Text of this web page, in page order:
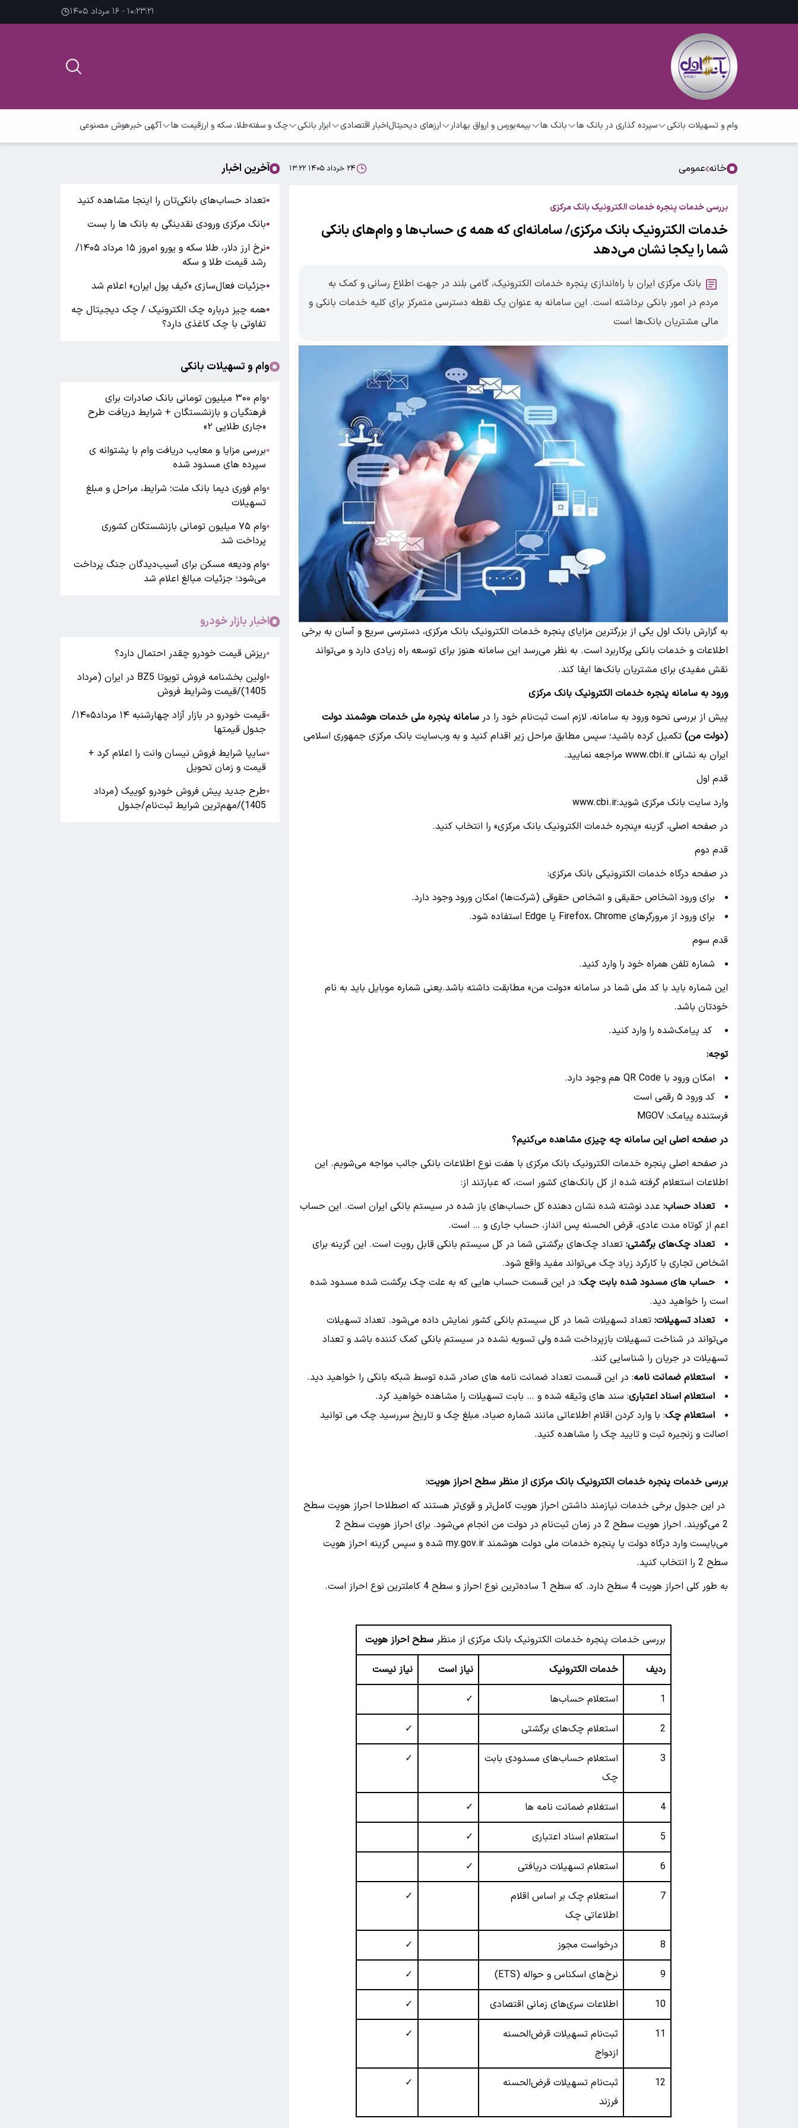
۱۰:۲۳:۲۲ - ۱۶ مرداد ۱۴۰۵
وام و تسهیلات بانکی سپرده گذاری در بانک ها بانک ها بیمهبورس و ارواق بهادار ارزهای دیحیتالاخبار اقتصادی ابزار بانکی چک و سفتهطلا، سکه و ارزقیمت ها آگهی خبرهوش مصنوعی
خانه عمومی ۲۴ خرداد ۱۴۰۵ ۱۳:۲۲
بررسی خدمات پنجره خدمات الکترونیک بانک مرکزی
خدمات الکترونیک بانک مرکزی/ سامانه‌ای که همه ی حساب‌ها و وام‌های بانکی
شما را یکجا نشان می‌دهد
بانک مرکزی ایران با راه‌اندازی پنجره خدمات الکترونیک، گامی بلند در جهت اطلاع رسانی و کمک به
مردم در امور بانکی برداشته است. این سامانه به عنوان یک نقطه دسترسی متمرکز برای کلیه خدمات بانکی و
مالی مشتریان بانک‌ها است
به گزارش بانک اول یکی از بزرگترین مزایای پنجره خدمات الکترونیک بانک مرکزی، دسترسی سریع و آسان به برخی
اطلاعات و خدمات بانکی پرکاربرد است. به نظر می‌رسد این سامانه هنوز برای توسعه راه زیادی دارد و می‌تواند
نقش مفیدی برای مشتریان بانک‌ها ایفا کند.
ورود به سامانه پنجره خدمات الکترونیک بانک مرکزی
پیش از بررسی نحوه ورود به سامانه، لازم است ثبت‌نام خود را در سامانه پنجره ملی خدمات هوشمند دولت
(دولت من) تکمیل کرده باشید؛ سپس مطابق مراحل زیر اقدام کنید و به وب‌سایت بانک مرکزی جمهوری اسلامی
ایران به نشانی www.cbi.ir مراجعه نمایید.
قدم اول
وارد سایت بانک مرکزی شوید:www.cbi.ir
در صفحه اصلی، گزینه «پنجره خدمات الکترونیک بانک مرکزی» را انتخاب کنید.
قدم دوم
در صفحه درگاه خدمات الکترونیکی بانک مرکزی:
برای ورود اشخاص حقیقی و اشخاص حقوقی (شرکت‌ها) امکان ورود وجود دارد.
برای ورود از مرورگرهای Firefox، Chrome یا Edge استفاده شود.
قدم سوم
شماره تلفن همراه خود را وارد کنید.
این شماره باید با کد ملی شما در سامانه «دولت من» مطابقت داشته باشد.یعنی شماره موبایل باید به نام
خودتان باشد.
کد پیامک‌شده را وارد کنید.
توجه:
امکان ورود با QR Code هم وجود دارد.
کد ورود ۵ رقمی است
فرستنده پیامک: MGOV
در صفحه اصلی این سامانه چه چیزی مشاهده می‌کنیم؟
در صفحه اصلی پنجره خدمات الکترونیک بانک مرکزی با هفت نوع اطلاعات بانکی جالب مواجه می‌شویم. این
اطلاعات استعلام گرفته شده از کل بانک‌های کشور است، که عبارتند از:
تعداد حساب: عدد نوشته شده نشان دهنده کل حساب‌های باز شده در سیستم بانکی ایران است. این حساب
اعم از کوتاه مدت عادی، قرض الحسنه پس انداز، حساب جاری و … است.
تعداد چک‌های برگشتی: تعداد چک‌های برگشتی شما در کل سیستم بانکی قابل رویت است. این گزینه برای
اشخاص تجاری با کارکرد زیاد چک می‌تواند مفید واقع شود.
حساب های مسدود شده بابت چک: در این قسمت حساب هایی که به علت چک برگشت شده مسدود شده
است را خواهید دید.
تعداد تسهیلات: تعداد تسهیلات شما در کل سیستم بانکی کشور نمایش داده می‌شود. تعداد تسهیلات
می‌تواند در شناخت تسهیلات بازپرداخت شده ولی تسویه نشده در سیستم بانکی کمک کننده باشد و تعداد
تسهیلات در جریان را شناسایی کند.
استعلام ضمانت نامه: در این قسمت تعداد ضمانت نامه های صادر شده توسط شبکه بانکی را خواهید دید.
استعلام اسناد اعتباری: سند های وثیقه شده و … بابت تسهیلات را مشاهده خواهید کرد.
استعلام چک: با وارد کردن اقلام اطلاعاتی مانند شماره صیاد، مبلغ چک و تاریخ سررسید چک می توانید
اصالت و زنجیره ثبت و تایید چک را مشاهده کنید.
بررسی خدمات پنجره خدمات الکترونیک بانک مرکزی از منظر سطح احراز هویت:
در این جدول برخی خدمات نیازمند داشتن احراز هویت کامل‌تر و قوی‌تر هستند که اصطلاحا احراز هویت سطح
2 می‌گویند. احراز هویت سطح 2 در زمان ثبت‌نام در دولت من انجام می‌شود. برای احراز هویت سطح 2
می‌بایست وارد درگاه دولت یا پنجره خدمات ملی دولت هوشمند my.gov.ir شده و سپس گزینه احراز هویت
سطح 2 را انتخاب کنید.
به طور کلی احراز هویت 4 سطح دارد. که سطح 1 ساده‌ترین نوع احراز و سطح 4 کاملترین نوع احراز است.
بررسی خدمات پنجره خدمات الکترونیک بانک مرکزی از منظرسطح احراز هویت
ردیف خدمات الکترونیک نیاز است نیاز نیست
1 استعلام حساب‌ها ✓
2 استعلام چک‌های برگشتی ✓
3
استعلام حساب‌های مسدودی بابت
چک
✓
4 استغلام ضمانت نامه ها ✓
5 استعلام اسناد اعتباری ✓
6 استعلام تسهیلات دریافتی ✓
7
استعلام چک بر اساس اقلام
اطلاعاتی چک
✓
8 درخواست مجوز ✓
9 نرخ‌های اسکناس و حواله (ETS) ✓
10 اطلاعات سری‌های زمانی اقتصادی ✓
11
ثبت‌نام تسهیلات قرض‌الحسنه
ازدواج
✓
12
ثبت‌نام تسهیلات قرض‌الحسنه
فرزند
✓
آخرین اخبار
●تعداد حساب‌های بانکی‌تان را اینجا مشاهده کنید
●بانک مرکزی ورودی نقدینگی به بانک ها را بست
●
نرخ ارز دلار، طلا سکه و یورو امروز ۱۵ مرداد ۱۴۰۵/
رشد قیمت طلا و سکه
●جزئیات فعال‌سازی «کیف پول ایران» اعلام شد
●همه چیز درباره چک الکترونیک / چک دیجیتال چه
تفاوتی با چک کاغذی دارد؟
وام و تسهیلات بانکی
●
وام ۳۰۰ میلیون تومانی بانک صادرات برای
فرهنگیان و بازنشستگان + شرایط دریافت طرح
«جاری طلایی ۲»
●بررسی مزایا و معایب دریافت وام با پشتوانه ی
سپرده های مسدود شده
●وام فوری دیما بانک ملت؛ شرایط، مراحل و مبلغ
تسهیلات
●
وام ۷۵ میلیون تومانی بازنشستگان کشوری
پرداخت شد
●وام ودیعه مسکن برای آسیب‌دیدگان جنگ پرداخت
می‌شود؛ جزئیات مبالغ اعلام شد
اخبار بازار خودرو
●ریزش قیمت خودرو چقدر احتمال دارد؟
●
اولین بخشنامه فروش تویوتا BZ5 در ایران (مرداد
1405)/قیمت وشرایط فروش
●
قیمت خودرو در بازار آزاد چهارشنبه ۱۴ مرداد۱۴۰۵/
جدول قیمتها
●سایپا شرایط فروش نیسان وانت را اعلام کرد +
قیمت و زمان تحویل
●طرح جدید پیش فروش خودرو کوییک (مرداد
1405)/مهم‌ترین شرایط ثبت‌نام/جدول